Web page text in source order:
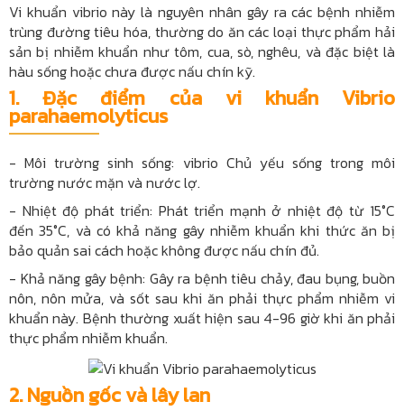
Vi khuẩn vibrio này là nguyên nhân gây ra các bệnh nhiễm
trùng đường tiêu hóa, thường do ăn các loại thực phẩm hải
sản bị nhiễm khuẩn như tôm, cua, sò, nghêu, và đặc biệt là
hàu sống hoặc chưa được nấu chín kỹ.
1.Đặc điểm của vi khuẩn Vibrio
parahaemolyticus
- Môi trường sinh sống: vibrio Chủ yếu sống trong môi
trường nước mặn và nước lợ.
- Nhiệt độ phát triển: Phát triển mạnh ở nhiệt độ từ 15°C
đến 35°C, và có khả năng gây nhiễm khuẩn khi thức ăn bị
bảo quản sai cách hoặc không được nấu chín đủ.
- Khả năng gây bệnh: Gây ra bệnh tiêu chảy, đau bụng, buồn
nôn, nôn mửa, và sốt sau khi ăn phải thực phẩm nhiễm vi
khuẩn này. Bệnh thường xuất hiện sau 4-96 giờ khi ăn phải
thực phẩm nhiễm khuẩn.
2. Nguồn gốc và lây lan